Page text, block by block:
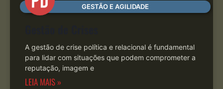
GESTÃO E AGILIDADE
A gestão de crise política e relacional é fundamental
para lidar com situações que podem comprometer a
reputação, imagem e
LEIA MAIS »